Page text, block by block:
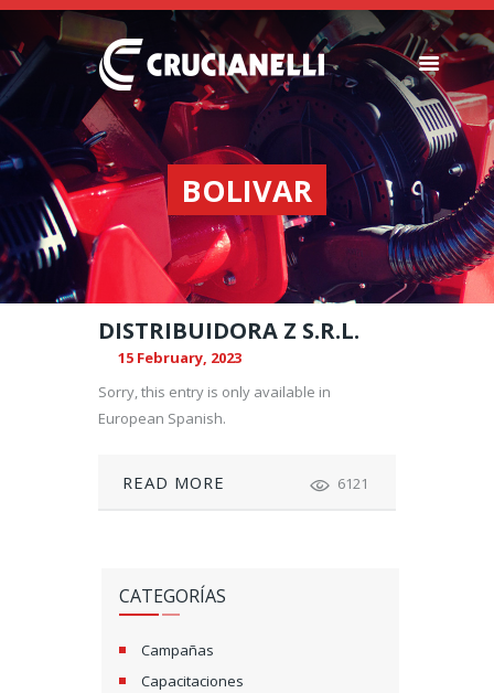
BOLIVAR
SEEDERS
FERTILIZER
SPREADERS
ABOUT US
DEALERSHIPS
NEWS
COMPANY
CONTACT
DISTRIBUIDORA Z S.R.L.
15 February, 2023
Sorry, this entry is only available in
European Spanish.
READ MORE 6121
CATEGORÍAS
Campañas
Capacitaciones